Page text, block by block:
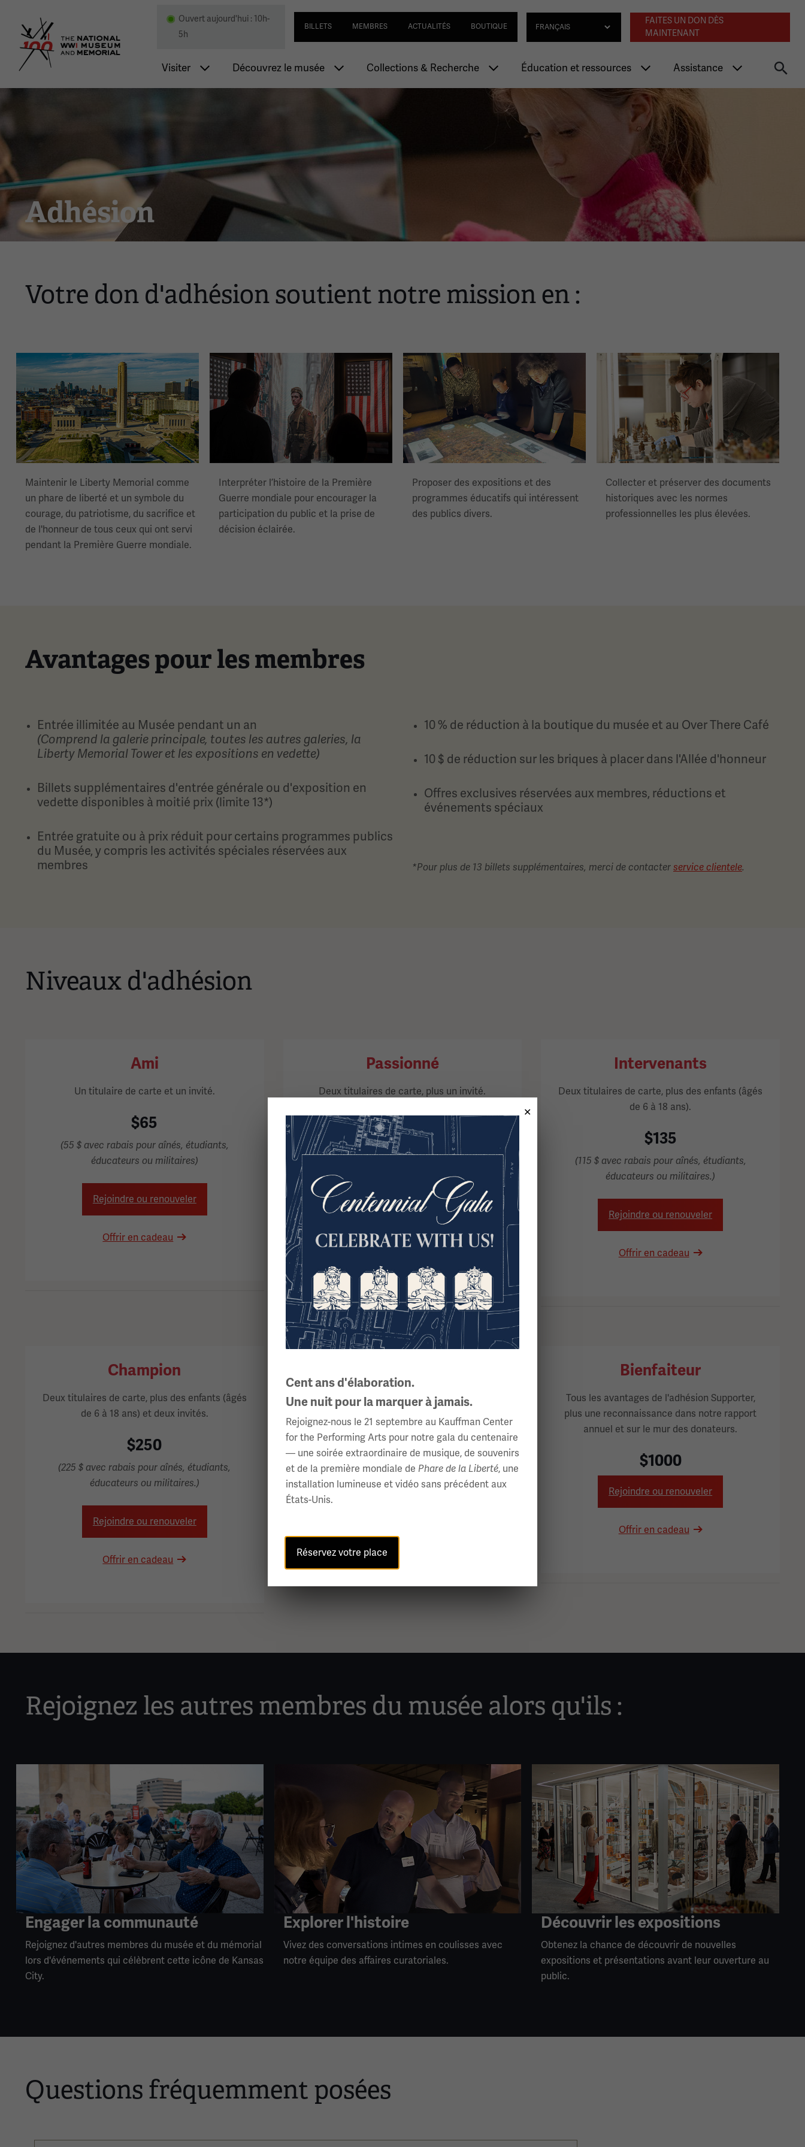
au
Musée national et mémorial de la Première Guerre mondiale
Ouvert aujourd'hui : 10h-
5h
Navigation utilitaire
BILLETS MEMBRES ACTUALITÉS BOUTIQUE Navigation
FAITES UN DON DÈS
MAINTENANT
Navigation principale
Visiter Découvrez le musée Collections & Recherche Éducation et ressources Assistance
Adhésion
Votre don d'adhésion soutient notre mission en :
Image(s)
Maintenir le Liberty Memorial comme
un phare de liberté et un symbole du
courage, du patriotisme, du sacrifice et
de l'honneur de tous ceux qui ont servi
pendant la Première Guerre mondiale.
Image(s)
Interpréter l’histoire de la Première
Guerre mondiale pour encourager la
participation du public et la prise de
décision éclairée.
Image(s)
Proposer des expositions et des
programmes éducatifs qui intéressent
des publics divers.
Image(s)
Collecter et préserver des documents
historiques avec les normes
professionnelles les plus élevées.
Avantages pour les membres
Entrée illimitée au Musée pendant un an
(Comprend la galerie principale, toutes les autres galeries, la
Liberty Memorial Tower et les expositions en vedette)
Billets supplémentaires d'entrée générale ou d'exposition en
vedette disponibles à moitié prix (limite 13*)
Entrée gratuite ou à prix réduit pour certains programmes publics
du Musée, y compris les activités spéciales réservées aux
membres
10 % de réduction à la boutique du musée et au Over There Café
10 $ de réduction sur les briques à placer dans l'Allée d'honneur
Offres exclusives réservées aux membres, réductions et
événements spéciaux
*Pour plus de 13 billets supplémentaires, merci de contacter service clientele.
Niveaux d'adhésion
Ami
Un titulaire de carte et un invité.
$65
(55 $ avec rabais pour aînés, étudiants,
éducateurs ou militaires)
Rejoindre ou renouveler
Offrir en cadeau
Passionné
Deux titulaires de carte, plus un invité.
$95
(75 $ avec rabais pour aînés, étudiants,
Rejoindre ou renouveler
Offrir en cadeau
Intervenants
Deux titulaires de carte, plus des enfants (âgés
de 6 à 18 ans).
$135
(115 $ avec rabais pour aînés, étudiants,
éducateurs ou militaires.)
Rejoindre ou renouveler
Offrir en cadeau
Champion
Deux titulaires de carte, plus des enfants (âgés
de 6 à 18 ans) et deux invités.
$250
(225 $ avec rabais pour aînés, étudiants,
éducateurs ou militaires.)
Rejoindre ou renouveler
Offrir en cadeau
Tous les avantages d'une adhésion Champion,
VIP.
$500
Rejoindre ou renouveler
Bienfaiteur
Tous les avantages de l'adhésion Supporter,
plus une reconnaissance dans notre rapport
annuel et sur le mur des donateurs.
$1000
Rejoindre ou renouveler
Offrir en cadeau
Rejoignez les autres membres du musée alors qu'ils :
Engager la communauté
Rejoignez d'autres membres du musée et du mémorial
lors d'événements qui célèbrent cette icône de Kansas
City.
Explorer l'histoire
Vivez des conversations intimes en coulisses avec
notre équipe des affaires curatoriales.
Image(s)
Découvrir les expositions
Obtenez la chance de découvrir de nouvelles
expositions et présentations avant leur ouverture au
public.
Questions fréquemment posées
Cent ans d'élaboration.
Une nuit pour la marquer à jamais.
Rejoignez-nous le 21 septembre au Kauffman Center
for the Performing Arts pour notre gala du centenaire
— une soirée extraordinaire de musique, de souvenirs
et de la première mondiale de Phare de la Liberté, une
installation lumineuse et vidéo sans précédent aux
États-Unis.
Réservez votre place